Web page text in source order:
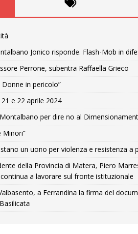
Jonico risponde. Flash-Mob in
Perrone, subentra Raffaella Grieco
Donne in pericolo”
e 22 aprile 2024
per dire no al
Minori”
un uono per violenza e resistenza a
della Provincia di Matera, Piero
a lavorare sul fronte istituzionale
a Ferrandina la firma del